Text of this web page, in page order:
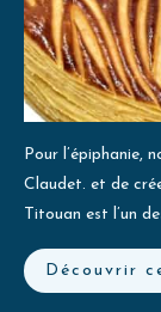
Pour l’épiphanie,
Claudet. et de
Titouan est l’un
Découvrir